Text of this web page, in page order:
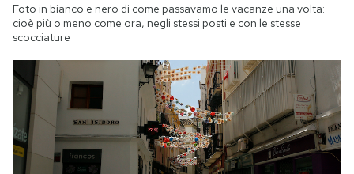
Foto in bianco e nero di come passavamo le vacanze una volta:
cioè più o meno come ora, negli stessi posti e con le stesse
scocciature